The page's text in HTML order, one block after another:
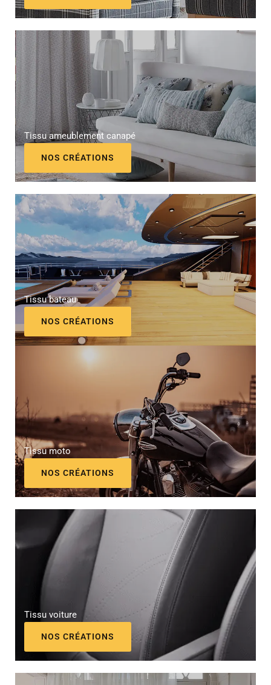
Tissu ameublement canapé
NOS CRÉATIONS
Tissu bateau
NOS CRÉATIONS
Tissu moto
NOS CRÉATIONS
Tissu voiture
NOS CRÉATIONS